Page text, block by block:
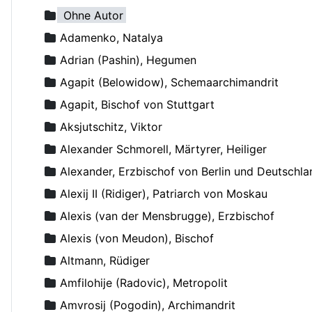
Ohne Autor
Adamenko, Natalya
Adrian (Pashin), Hegumen
Agapit (Belowidow), Schemaarchimandrit
Agapit, Bischof von Stuttgart
Aksjutschitz, Viktor
Alexander Schmorell, Märtyrer, Heiliger
Alexander, Erzbischof von Berlin und
Alexij II (Ridiger), Patriarch von Moskau
Alexis (van der Mensbrugge), Erzbischof
Alexis (von Meudon), Bischof
Altmann, Rüdiger
Amfilohije (Radovic), Metropolit
Amvrosij (Pogodin), Archimandrit